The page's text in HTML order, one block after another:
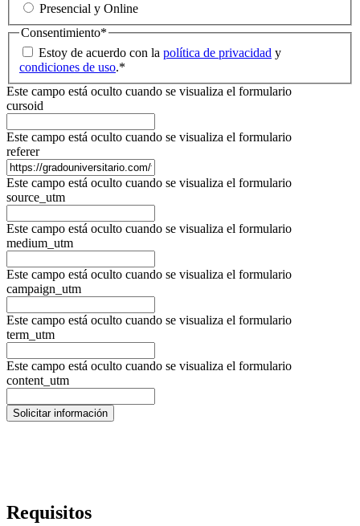
Presencial y Online
Consentimiento*
Estoy de acuerdo con la política de privacidad y
condiciones de uso.*
Este campo está oculto cuando se visualiza el formulario
cursoid
Este campo está oculto cuando se visualiza el formulario
referer
Este campo está oculto cuando se visualiza el formulario
source_utm
Este campo está oculto cuando se visualiza el formulario
medium_utm
Este campo está oculto cuando se visualiza el formulario
campaign_utm
Este campo está oculto cuando se visualiza el formulario
term_utm
Este campo está oculto cuando se visualiza el formulario
content_utm
Requisitos